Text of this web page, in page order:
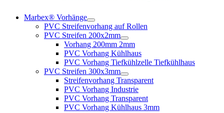
Marbex® Vorhänge
PVC Streifenvorhang auf Rollen
PVC Streifen 200x2mm
Vorhang 200mm 2mm
PVC Vorhang Kühlhaus
PVC Vorhang Tiefkühlzelle Tiefkühlhaus
PVC Streifen 300x3mm
Streifenvorhang Transparent
PVC Vorhang Industrie
PVC Vorhang Transparent
PVC Vorhang Kühlhaus 3mm